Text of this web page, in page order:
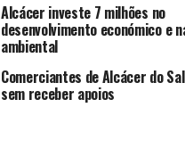
Alcácer investe 7 milhões no
desenvolvimento económico e
ambiental
Comerciantes de Alcácer do
sem receber apoios